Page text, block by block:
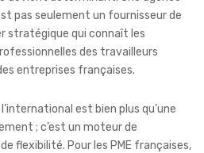
pas seulement un fournisseur de
stratégique qui connaît les
des travailleurs
entreprises françaises.
est bien plus qu’une
; c’est un moteur de
flexibilité. Pour les PME françaises,